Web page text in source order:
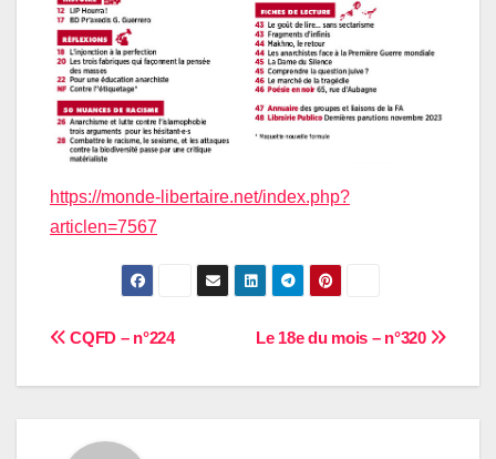
https://monde-libertaire.net/index.php?
articlen=7567
Navigation
de
l’article
Le 18e du mois – n°320
CQFD – n°224